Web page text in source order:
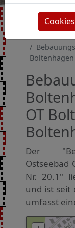
OT
Der
Ostseebad
Nr. 20.1"
und ist seit
umfasst